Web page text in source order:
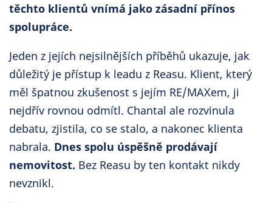
těchto klientů vnímá jako zásadní přínos
spolupráce.
Jeden z jejích nejsilnějších příběhů ukazuje, jak
důležitý je přístup k leadu z Reasu. Klient, který
měl špatnou zkušenost s jejím RE/MAXem, ji
nejdřív rovnou odmítl. Chantal ale rozvinula
debatu, zjistila, co se stalo, a nakonec klienta
nabrala. Dnes spolu úspěšně prodávají
nemovitost. Bez Reasu by ten kontakt nikdy
nevznikl.